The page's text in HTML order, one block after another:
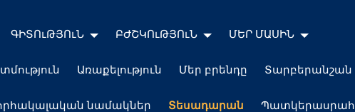
ԳԻՏՈւԹՅՈւՆ ԲԺՇԿՈւԹՅՈւՆ ՄԵՐ ՄԱՍԻՆ
Առաքելություն Մեր բրենդը Տարբերանշան
նամակներ Տեսադարան Պատկերասրահ